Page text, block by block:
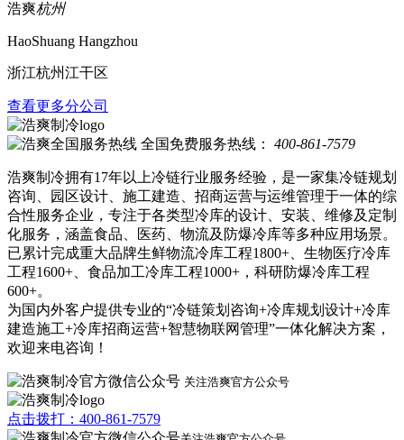
浩爽杭州
HaoShuang Hangzhou
浙江杭州江干区
查看更多分公司
全国免费服务热线： 400-861-7579
浩爽制冷拥有17年以上冷链行业服务经验，是一家集冷链规划
咨询、园区设计、施工建造、招商运营与运维管理于一体的综
合性服务企业，专注于各类型冷库的设计、安装、维修及定制
化服务，涵盖食品、医药、物流及防爆冷库等多种应用场景。
已累计完成重大品牌生鲜物流冷库工程1800+、生物医疗冷库
工程1600+、食品加工冷库工程1000+，科研防爆冷库工程
600+。
为国内外客户提供专业的“冷链策划咨询+冷库规划设计+冷库
建造施工+冷库招商运营+智慧物联网管理”一体化解决方案，
欢迎来电咨询！
关注浩爽官方公众号
点击拨打：400-861-7579